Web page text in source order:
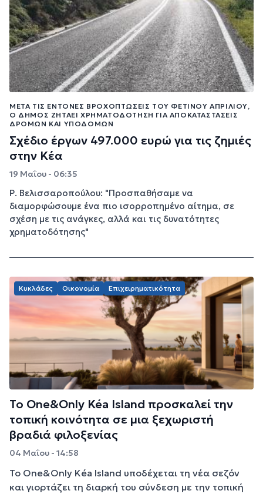
ΜΕΤΆ ΤΙΣ ΈΝΤΟΝΕΣ ΒΡΟΧΟΠΤΏΣΕΙΣ ΤΟΥ ΦΕΤΙΝΟΎ ΑΠΡΙΛΊΟΥ,
Ο ΔΉΜΟΣ ΖΗΤΆΕΙ ΧΡΗΜΑΤΟΔΌΤΗΣΗ ΓΙΑ ΑΠΟΚΑΤΑΣΤΆΣΕΙΣ
ΔΡΌΜΩΝ ΚΑΙ ΥΠΟΔΟΜΏΝ
Σχέδιο έργων 497.000 ευρώ για τις ζημιές
στην Κέα
19 Μαΐου - 06:35
Ρ. Βελισσαροπούλου: "Προσπαθήσαμε να
διαμορφώσουμε ένα πιο ισορροπημένο αίτημα, σε
σχέση με τις ανάγκες, αλλά και τις δυνατότητες
χρηματοδότησης"
Κυκλάδες Οικονομία Επιχειρηματικότητα
Το One&Only Kéa Island προσκαλεί την
τοπική κοινότητα σε μια ξεχωριστή
βραδιά φιλοξενίας
04 Μαΐου - 14:58
Το One&Only Kéa Island υποδέχεται τη νέα σεζόν
και γιορτάζει τη διαρκή του σύνδεση με την τοπική